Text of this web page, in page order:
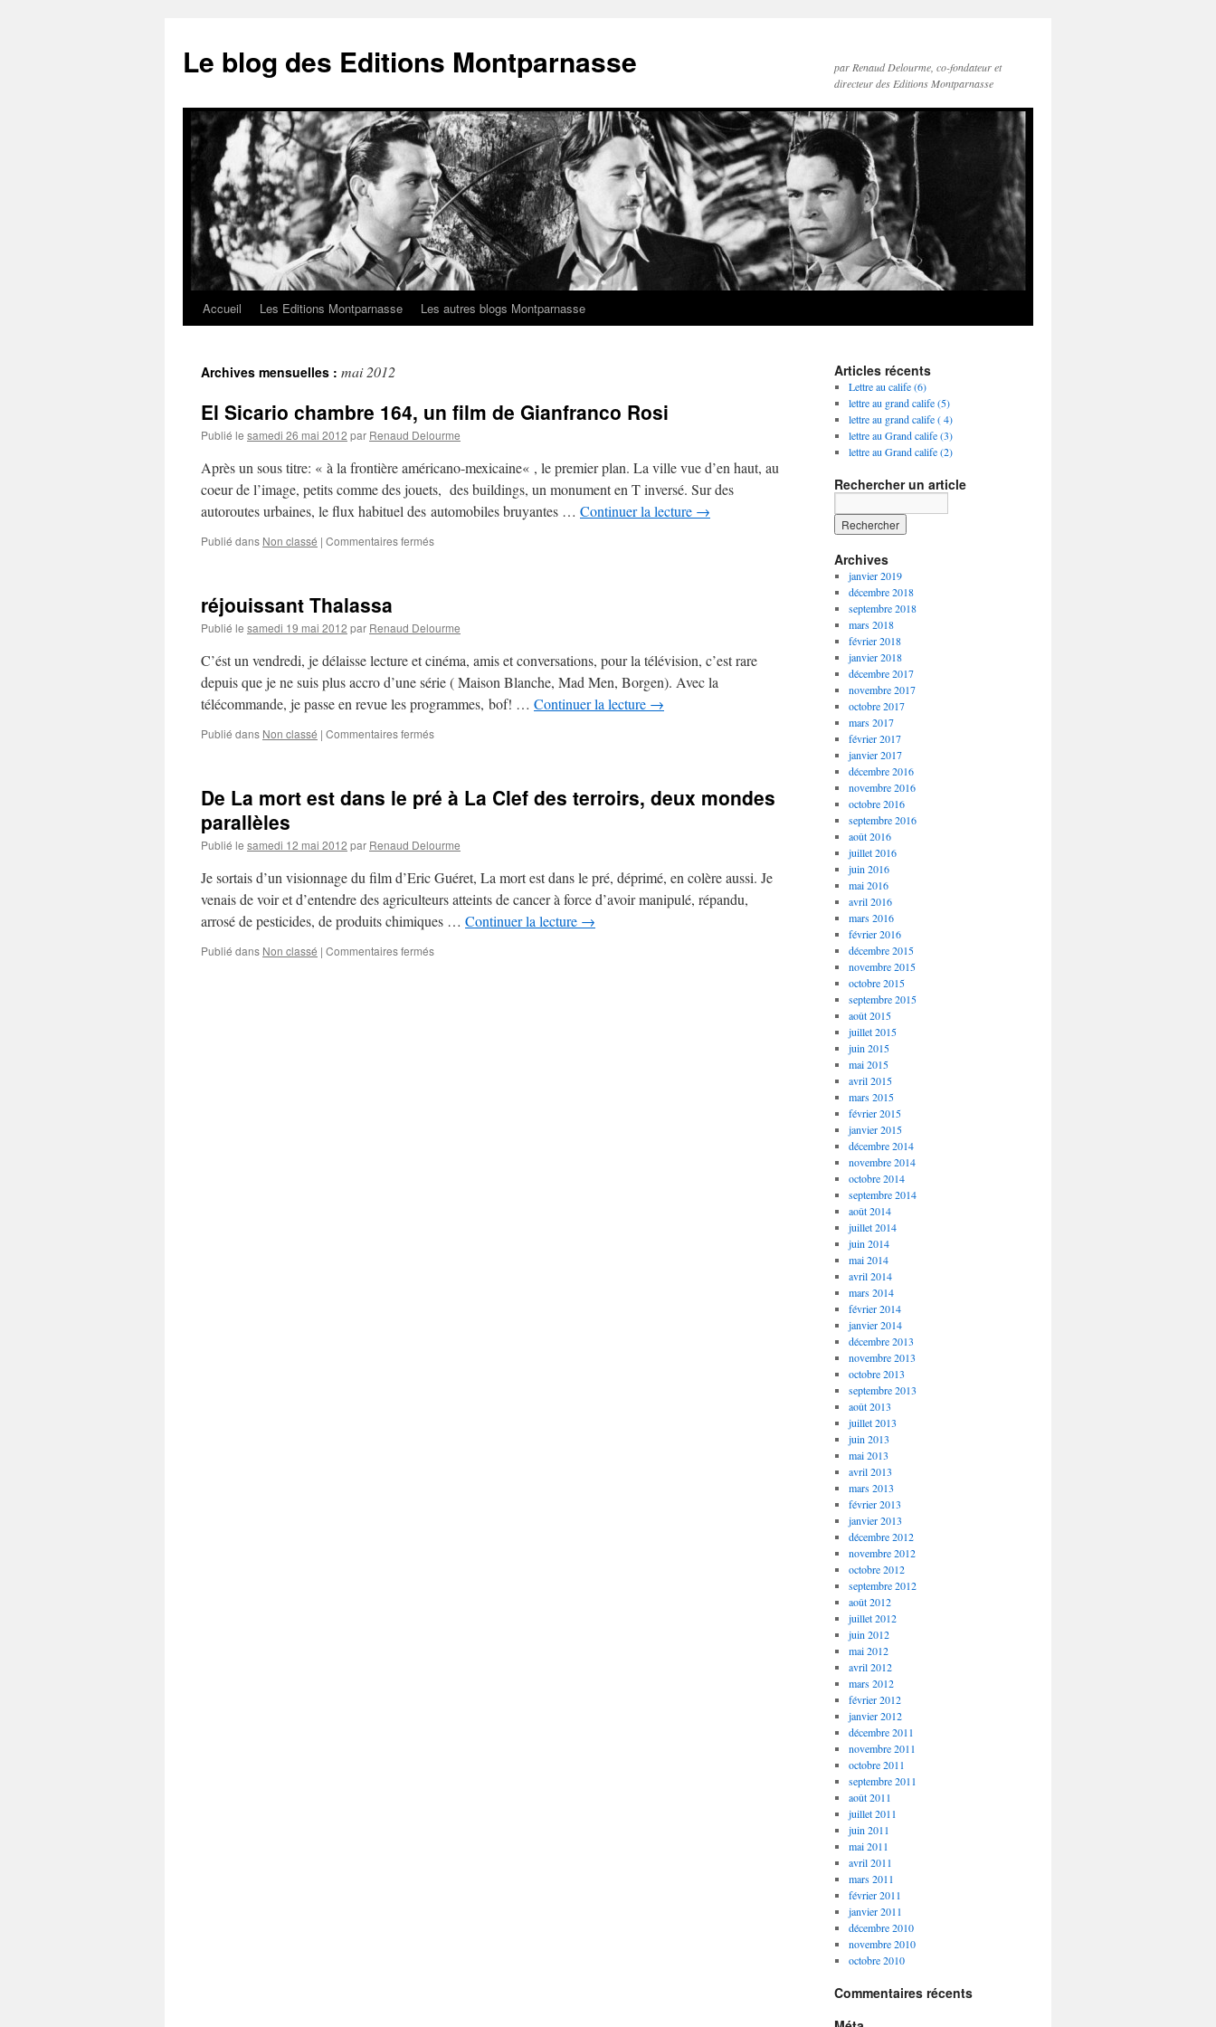
Le blog des Editions Montparnasse
par Renaud Delourme, co-fondateur et
directeur des Editions Montparnasse
Aller
contenu
Accueil Les Editions Montparnasse Les autres blogs Montparnasse
Archives mensuelles : mai 2012
El Sicario chambre 164, un film de Gianfranco Rosi
Publié le samedi 26 mai 2012 par Renaud Delourme
Après un sous titre: « à la frontière américano-mexicaine« , le premier plan. La ville vue d’en haut, au
coeur de l’image, petits comme des jouets, des buildings, un monument en T inversé. Sur des
autoroutes urbaines, le flux habituel des automobiles bruyantes … Continuer la lecture →
Publié dans Non classé | Commentaires fermés
film
de
Gianfranco
Rosi
réjouissant Thalassa
Publié le samedi 19 mai 2012 par Renaud Delourme
C’ést un vendredi, je délaisse lecture et cinéma, amis et conversations, pour la télévision, c’est rare
depuis que je ne suis plus accro d’une série ( Maison Blanche, Mad Men, Borgen). Avec la
télécommande, je passe en revue les programmes, bof! … Continuer la lecture →
Publié dans Non classé | Commentaires fermés
De La mort est dans le pré à La Clef des terroirs, deux mondes
parallèles
Publié le samedi 12 mai 2012 par Renaud Delourme
Je sortais d’un visionnage du film d’Eric Guéret, La mort est dans le pré, déprimé, en colère aussi. Je
venais de voir et d’entendre des agriculteurs atteints de cancer à force d’avoir manipulé, répandu,
arrosé de pesticides, de produits chimiques … Continuer la lecture →
Publié dans Non classé | Commentaires fermés
Articles récents
Lettre au calife (6)
lettre au grand calife (5)
lettre au grand calife ( 4)
lettre au Grand calife (3)
lettre au Grand calife (2)
Rechercher un article
Archives
janvier 2019
décembre 2018
septembre 2018
mars 2018
février 2018
janvier 2018
décembre 2017
novembre 2017
octobre 2017
mars 2017
février 2017
janvier 2017
décembre 2016
novembre 2016
octobre 2016
septembre 2016
août 2016
juillet 2016
juin 2016
mai 2016
avril 2016
mars 2016
février 2016
décembre 2015
novembre 2015
octobre 2015
septembre 2015
août 2015
juillet 2015
juin 2015
mai 2015
avril 2015
mars 2015
février 2015
janvier 2015
décembre 2014
novembre 2014
octobre 2014
septembre 2014
août 2014
juillet 2014
juin 2014
mai 2014
avril 2014
mars 2014
février 2014
janvier 2014
décembre 2013
novembre 2013
octobre 2013
septembre 2013
août 2013
juillet 2013
juin 2013
mai 2013
avril 2013
mars 2013
février 2013
janvier 2013
décembre 2012
novembre 2012
octobre 2012
septembre 2012
août 2012
juillet 2012
juin 2012
mai 2012
avril 2012
mars 2012
février 2012
janvier 2012
décembre 2011
novembre 2011
octobre 2011
septembre 2011
août 2011
juillet 2011
juin 2011
mai 2011
avril 2011
mars 2011
février 2011
janvier 2011
décembre 2010
novembre 2010
octobre 2010
Commentaires récents